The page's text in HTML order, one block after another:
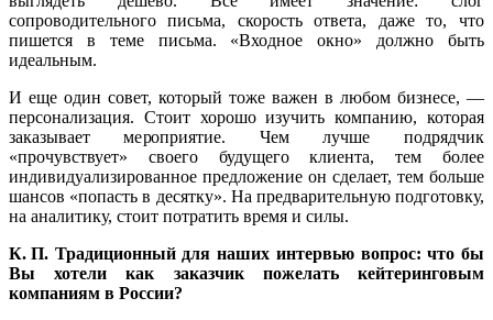
сопроводительного письма, скорость ответа, даже то, что
пишется в теме письма. «Входное окно» должно быть
идеальным.
И еще один совет, который тоже важен в любом бизнесе, —
персонализация. Стоит хорошо изучить компанию, которая
заказывает мероприятие. Чем лучше подрядчик
«прочувствует» своего будущего клиента, тем более
индивидуализированное предложение он сделает, тем больше
шансов «попасть в десятку». На предварительную подготовку,
на аналитику, стоит потратить время и силы.
К. П. Традиционный для наших интервью вопрос: что бы
Вы хотели как заказчик пожелать кейтеринговым
компаниям в России?